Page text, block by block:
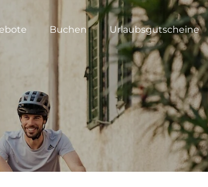
Buchen Urlaubsgutscheine